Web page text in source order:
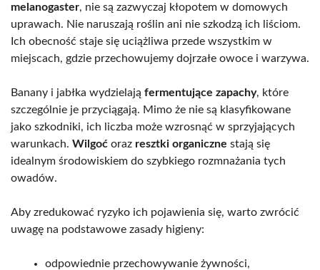
melanogaster, nie są zazwyczaj kłopotem w domowych
uprawach. Nie naruszają roślin ani nie szkodzą ich liściom.
Ich obecność staje się uciążliwa przede wszystkim w
miejscach, gdzie przechowujemy dojrzałe owoce i warzywa.
Banany i jabłka wydzielają fermentujące zapachy, które
szczególnie je przyciągają. Mimo że nie są klasyfikowane
jako szkodniki, ich liczba może wzrosnąć w sprzyjających
warunkach. Wilgoć oraz resztki organiczne stają się
idealnym środowiskiem do szybkiego rozmnażania tych
owadów.
Aby zredukować ryzyko ich pojawienia się, warto zwrócić
uwagę na podstawowe zasady higieny:
odpowiednie przechowywanie żywności,